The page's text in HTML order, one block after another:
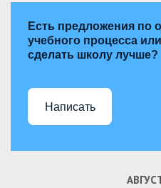
Есть предложения по
учебного процесса
сделать школу лучше?
Написать